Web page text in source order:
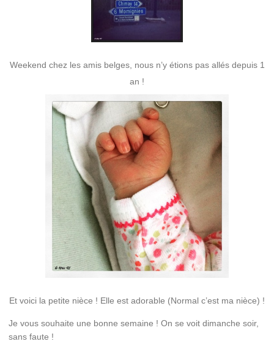
Weekend chez les amis belges, nous n’y étions pas allés depuis 1
an !
Et voici la petite nièce ! Elle est adorable (Normal c’est ma nièce) !
Je vous souhaite une bonne semaine ! On se voit dimanche soir,
sans faute !